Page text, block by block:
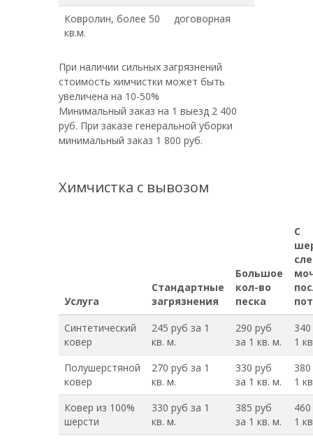
Ковролин, более 50
кв.м.
договорная
При наличии сильных загрязнений
стоимость химчистки может быть
увеличена на 10-50%
Минимальный заказ на 1 выезд 2 400
руб. При заказе генеральной уборки
минимальный заказ 1 800 руб.
Химчистка с вывозом
Услуга
Стандартные
загрязнения
Большое
кол-во
песка
С
Синтетический
ковер
245 руб за 1
кв. м.
290 руб
за 1 кв. м.
1
Полушерстяной
ковер
270 руб за 1
кв. м.
330 руб
за 1 кв. м.
1
Ковер из 100%
шерсти
330 руб за 1
кв. м.
385 руб
за 1 кв. м.
1